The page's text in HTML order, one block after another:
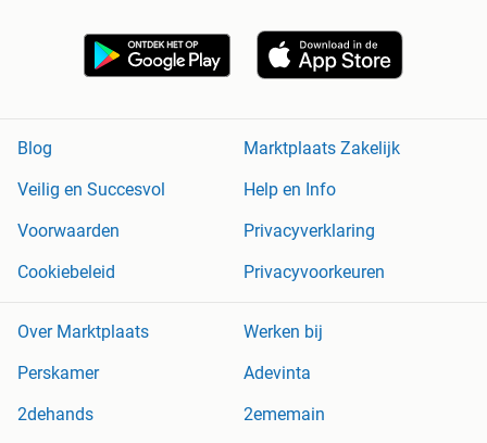
Blog
Marktplaats Zakelijk
Veilig en Succesvol
Help en Info
Voorwaarden
Privacyverklaring
Cookiebeleid
Privacyvoorkeuren
Over Marktplaats
Werken bij
Perskamer
Adevinta
2dehands
2ememain